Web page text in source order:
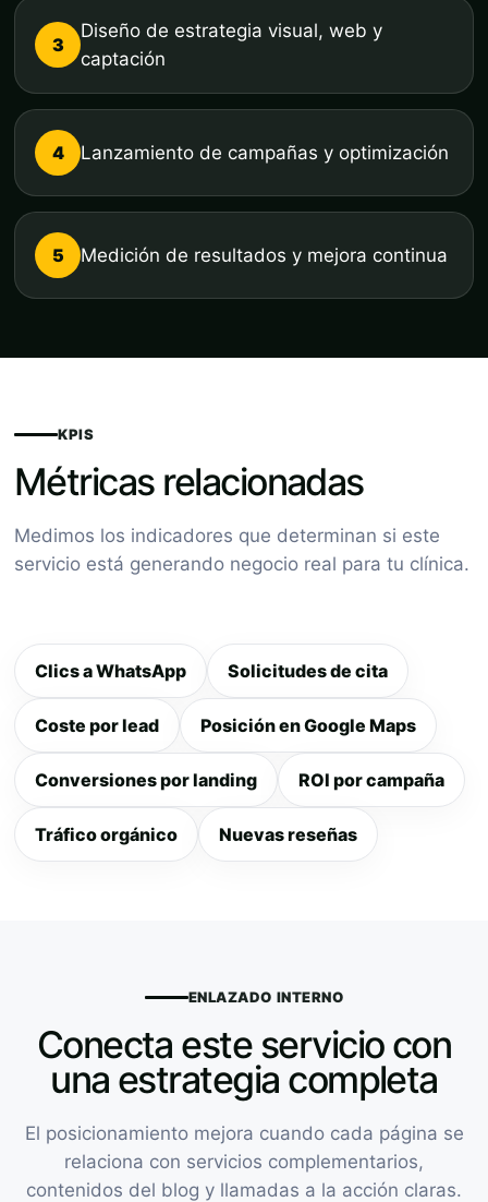
3
Diseño de estrategia visual, web y
captación
4 Lanzamiento de campañas y optimización
5 Medición de resultados y mejora continua
KPIS
Métricas relacionadas
Medimos los indicadores que determinan si este
servicio está generando negocio real para tu clínica.
Clics a WhatsApp Solicitudes de cita
Coste por lead Posición en Google Maps
Conversiones por landing ROI por campaña
Tráfico orgánico Nuevas reseñas
ENLAZADO INTERNO
Conecta este servicio con
una estrategia completa
El posicionamiento mejora cuando cada página se
relaciona con servicios complementarios,
contenidos del blog y llamadas a la acción claras.